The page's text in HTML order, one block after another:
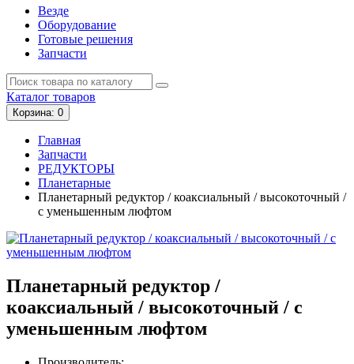
Везде
Оборудование
Готовые решения
Запчасти
Каталог товаров
Корзина: 0
Главная
Запчасти
РЕДУКТОРЫ
Планетарные
Планетарный редуктор / коаксиальный / высокоточный /
с уменьшенным люфтом
Планетарный редуктор /
коаксиальный / высокоточный / с
уменьшенным люфтом